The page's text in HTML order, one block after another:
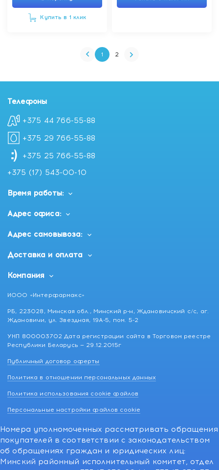
Купить в 1 клик
1 2
Телефоны
+375 44 766-55-88
+375 29 766-55-88
+375 25 766-55-88
+375 (17) 543-00-10
Время работы:
Адрес офиса:
Адрес самовывоза:
Доставка и оплата
Компания
ИООО «Интерфармакс»
РБ, 223028, Минская обл., Минский р-н, Ждановичский с/с, аг.
Ждановичи, ул. Звездная, 19А-5, пом. 5-2
УНП 800003702 Дата регистрации сайта в Торговом реестре
Республики Беларусь — 29.12.2015г
Публичный договор оферты
Политика в отношении персональных данных
Политика использования cookie файлов
Персональные настройки файлов cookie
Номера уполномоченных рассматривать обращения
покупателей в соответствии с законодательством
об обращениях граждан и юридических лиц:
Минский районный исполнительный комитет, отдел